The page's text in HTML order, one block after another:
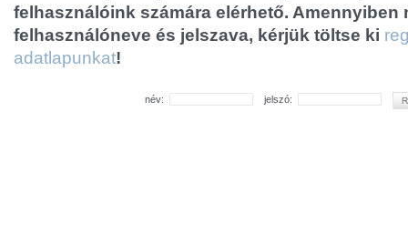
felhasználóink számára elérhető. Amennyiben
felhasználóneve és jelszava, kérjük töltse ki
adatlapunkat!
név: jelszó: